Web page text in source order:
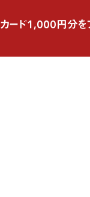
ード1,000円分を